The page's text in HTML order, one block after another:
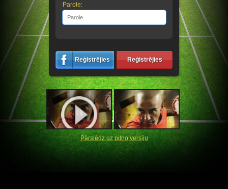
Parole:
Reģistrējies Reģistrējies
Pārslēdz uz pilno versiju